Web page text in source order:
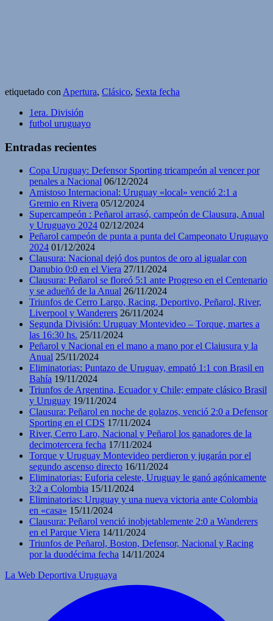
etiquetado con Apertura, Clásico, Sexta fecha
1era. División
futbol uruguayo
Entradas recientes
Copa Uruguay: Defensor Sporting tricampeón al vencer por
penales a Nacional 06/12/2024
Amistoso Internacional: Uruguay «local» venció 2:1 a
Gremio en Rivera 05/12/2024
Supercampeón : Peñarol arrasó, campeón de Clausura, Anual
y Uruguayo 2024 02/12/2024
Peñarol campeón de punta a punta del Campeonato Uruguayo
2024 01/12/2024
Clausura: Nacional dejó dos puntos de oro al igualar con
Danubio 0:0 en el Viera 27/11/2024
Clausura: Peñarol se floreó 5:1 ante Progreso en el Centenario
y se adueñó de la Anual 26/11/2024
Triunfos de Cerro Largo, Racing, Deportivo, Peñarol, River,
Liverpool y Wanderers 26/11/2024
Segunda División: Uruguay Montevideo – Torque, martes a
las 16:30 hs. 25/11/2024
Peñarol y Nacional en el mano a mano por el Claiusura y la
Anual 25/11/2024
Eliminatorias: Puntazo de Uruguay, empató 1:1 con Brasil en
Bahía 19/11/2024
Triunfos de Argentina, Ecuador y Chile; empate clásico Brasil
y Uruguay 19/11/2024
Clausura: Peñarol en noche de golazos, venció 2:0 a Defensor
Sporting en el CDS 17/11/2024
River, Cerro Laro, Nacional y Peñarol los ganadores de la
decimotercera fecha 17/11/2024
Torque y Uruguay Montevideo perdieron y jugarán por el
segundo ascenso directo 16/11/2024
Eliminatorias: Euforia celeste, Uruguay le ganó agónicamente
3:2 a Colombia 15/11/2024
Eliminatorias: Uruguay y una nueva victoria ante Colombia
en «casa» 15/11/2024
Clausura: Peñarol venció inobjetablemente 2:0 a Wanderers
en el Parque Viera 14/11/2024
Triunfos de Peñarol, Boston, Defensor, Nacional y Racing
por la duodécima fecha 14/11/2024
La Web Deportiva Uruguaya